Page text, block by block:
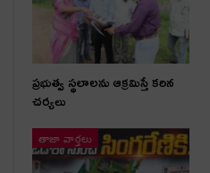
ప్రభుత్వ స్థలాలను ఆక్రమిస్తే కఠిన
చర్యలు
తాజా వార్తలు